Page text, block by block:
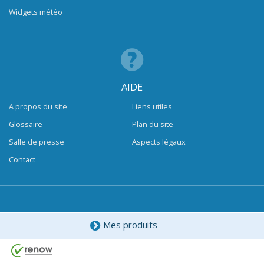
Widgets météo
AIDE
A propos du site
Glossaire
Salle de presse
Contact
Liens utiles
Plan du site
Aspects légaux
Mes produits